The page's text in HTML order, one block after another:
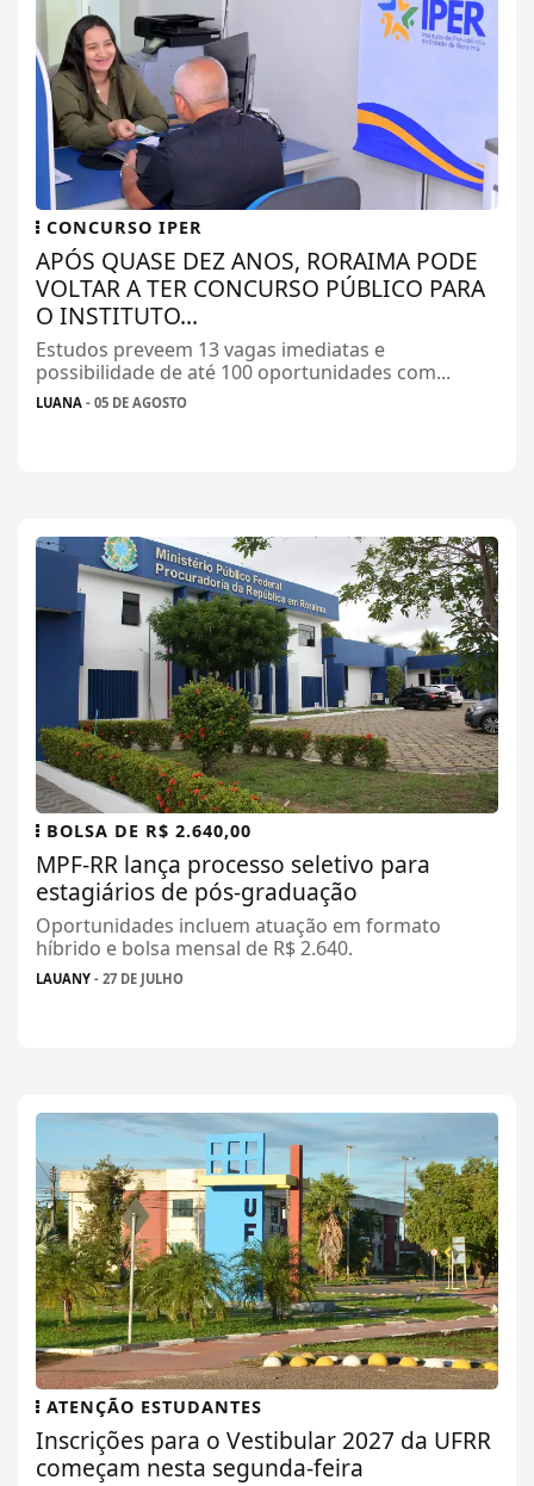
CONCURSO IPER
APÓS QUASE DEZ ANOS, RORAIMA PODE
VOLTAR A TER CONCURSO PÚBLICO PARA
O INSTITUTO...
Estudos preveem 13 vagas imediatas e
possibilidade de até 100 oportunidades com...
LUANA - 05 DE AGOSTO
BOLSA DE R$ 2.640,00
MPF-RR lança processo seletivo para
estagiários de pós-graduação
Oportunidades incluem atuação em formato
híbrido e bolsa mensal de R$ 2.640.
LAUANY - 27 DE JULHO
ATENÇÃO ESTUDANTES
Inscrições para o Vestibular 2027 da UFRR
começam nesta segunda-feira